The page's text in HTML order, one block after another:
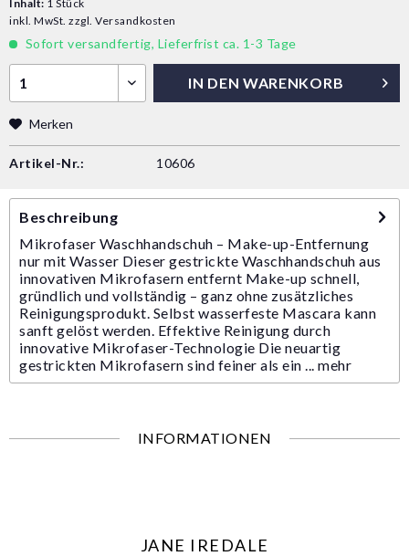
Inhalt: 1 Stück
inkl. MwSt. zzgl. Versandkosten
Sofort versandfertig, Lieferfrist ca. 1-3 Tage
IN DEN WARENKORB
Merken
Artikel-Nr.: 10606
Beschreibung
Mikrofaser Waschhandschuh – Make-up-Entfernung
nur mit Wasser Dieser gestrickte Waschhandschuh aus
innovativen Mikrofasern entfernt Make-up schnell,
gründlich und vollständig – ganz ohne zusätzliches
Reinigungsprodukt. Selbst wasserfeste Mascara kann
sanft gelöst werden. Effektive Reinigung durch
innovative Mikrofaser-Technologie Die neuartig
gestrickten Mikrofasern sind feiner als ein ... mehr
INFORMATIONEN
JANE IREDALE